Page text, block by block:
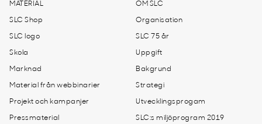
MATERIAL
SLC Shop
SLC logo
Skola
Marknad
Material från webbinarier
Projekt och kampanjer
Pressmaterial
OM SLC
Organisation
SLC 75 år
Uppgift
Bakgrund
Strategi
Utvecklingsprogam
SLC:s miljöprogram 2019